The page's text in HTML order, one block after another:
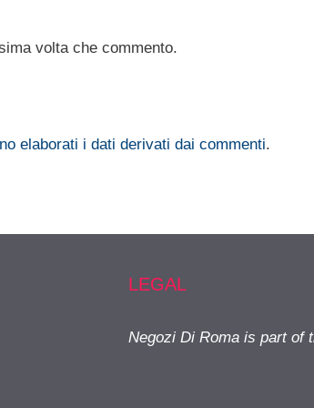
volta che commento.
elaborati i dati derivati dai commenti.
LEGAL
Negozi Di Roma is part of